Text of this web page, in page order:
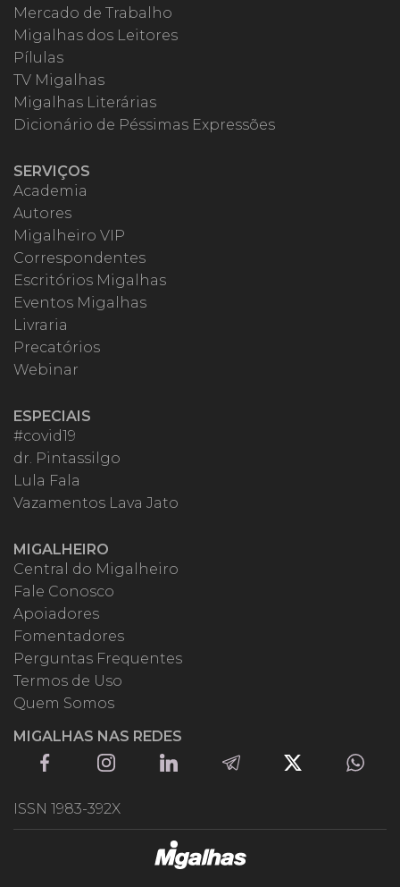
Mercado de Trabalho
Migalhas dos Leitores
Pílulas
TV Migalhas
Migalhas Literárias
Dicionário de Péssimas Expressões
SERVIÇOS
Academia
Autores
Migalheiro VIP
Correspondentes
Escritórios Migalhas
Eventos Migalhas
Livraria
Precatórios
Webinar
ESPECIAIS
#covid19
dr. Pintassilgo
Lula Fala
Vazamentos Lava Jato
MIGALHEIRO
Central do Migalheiro
Fale Conosco
Apoiadores
Fomentadores
Perguntas Frequentes
Termos de Uso
Quem Somos
MIGALHAS NAS REDES
ISSN 1983-392X